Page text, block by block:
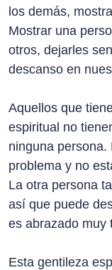
los demás,
Mostrar una
otros, dejarles
descanso en
Aquellos que
espiritual no
ninguna persona.
problema y no
La otra persona
así que puede
es abrazado muy
Esta gentileza